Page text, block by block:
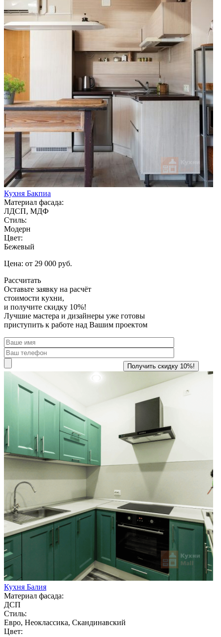
Кухня Бакпиа
Материал фасада:
ЛДСП, МДФ
Стиль:
Модерн
Цвет:
Бежевый
Цена: от 29 000 руб.
Рассчитать
Оставьте заявку на расчёт
стоимости кухни,
и получите скидку 10%!
Лучшие мастера и дизайнеры уже готовы
приступить к работе над Вашим проектом
Кухня Балия
Материал фасада:
ДСП
Стиль:
Евро, Неоклассика, Скандинавский
Цвет: